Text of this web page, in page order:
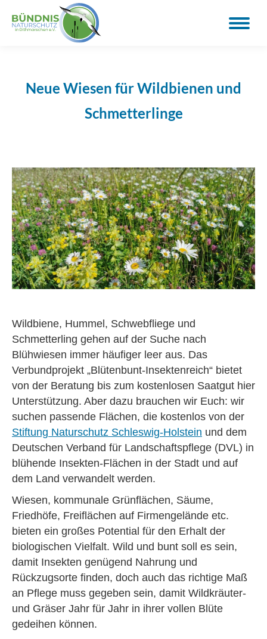
Neue Wiesen für Wildbienen und
Schmetterlinge
Wildbiene, Hummel, Schwebfliege und
Schmetterling gehen auf der Suche nach
Blühwiesen immer häufiger leer aus. Das
Verbundprojekt „Blütenbunt-Insektenreich“ bietet
von der Beratung bis zum kostenlosen Saatgut hier
Unterstützung. Aber dazu brauchen wir Euch: wir
suchen passende Flächen, die kostenlos von der
Stiftung Naturschutz Schleswig-Holstein und dem
Deutschen Verband für Landschaftspflege (DVL) in
blühende Insekten-Flächen in der Stadt und auf
dem Land verwandelt werden.
Wiesen, kommunale Grünflächen, Säume,
Friedhöfe, Freiflächen auf Firmengelände etc.
bieten ein großes Potential für den Erhalt der
biologischen Vielfalt. Wild und bunt soll es sein,
damit Insekten genügend Nahrung und
Rückzugsorte finden, doch auch das richtige Maß
an Pflege muss gegeben sein, damit Wildkräuter-
und Gräser Jahr für Jahr in ihrer vollen Blüte
gedeihen können.